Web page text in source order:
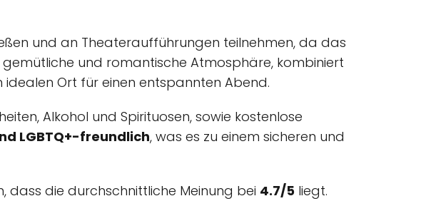
und an Theateraufführungen teilnehmen, da das
und romantische Atmosphäre, kombiniert
Ort für einen entspannten Abend.
Alkohol und Spirituosen, sowie kostenlose
LGBTQ+-freundlich, was es zu einem sicheren und
dass die durchschnittliche Meinung bei 4.7/5 liegt.